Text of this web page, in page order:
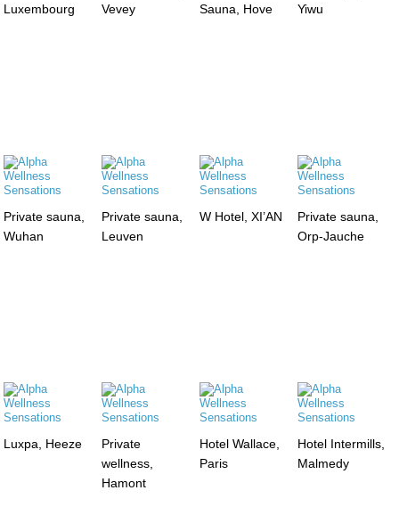
Luxembourg
Vevey
Sauna, Hove
Yiwu
Private sauna,
Wuhan
Private sauna,
Leuven
W Hotel, XI’AN
Private sauna,
Orp-Jauche
Luxpa, Heeze
Private
wellness,
Hamont
Hotel Wallace,
Paris
Hotel Intermills,
Malmedy